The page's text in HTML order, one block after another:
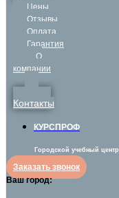
Цены
Отзывы
Оплата
Гарантия
О
компании
Контакты
КУРСПРОФ
Городской учебный центр
Заказать звонок
Ваш город: